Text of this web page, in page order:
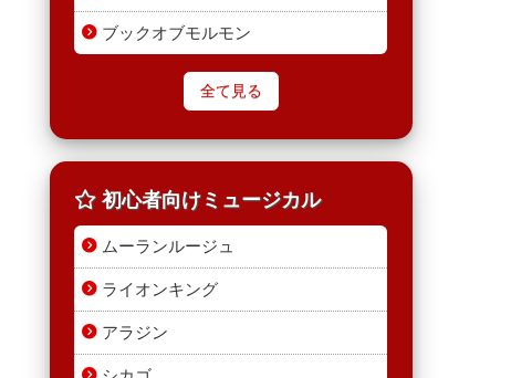
ブックオブモルモン
全て見る
初心者向けミュージカル
ムーランルージュ
ライオンキング
アラジン